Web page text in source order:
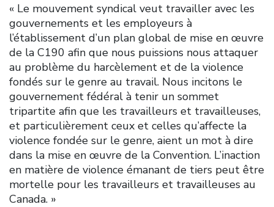
« Le mouvement syndical veut travailler avec les
gouvernements et les employeurs à
l’établissement d’un plan global de mise en œuvre
de la C190 afin que nous puissions nous attaquer
au problème du harcèlement et de la violence
fondés sur le genre au travail. Nous incitons le
gouvernement fédéral à tenir un sommet
tripartite afin que les travailleurs et travailleuses,
et particulièrement ceux et celles qu’affecte la
violence fondée sur le genre, aient un mot à dire
dans la mise en œuvre de la Convention. L’inaction
en matière de violence émanant de tiers peut être
mortelle pour les travailleurs et travailleuses au
Canada. »